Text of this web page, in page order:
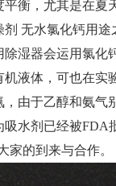
衡，尤其是在
无水氯化钙用
除湿器会运用氯化
液体，可也在
由于乙醇和氨气
水剂已经被
家的到来与合作。